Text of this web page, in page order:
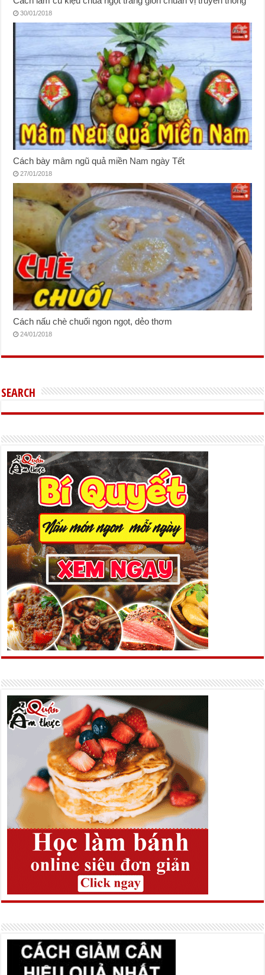
30/01/2018
Cách bày mâm ngũ quả miền Nam ngày Tết
27/01/2018
Cách nấu chè chuối ngon ngọt, dẻo thơm
24/01/2018
SEARCH